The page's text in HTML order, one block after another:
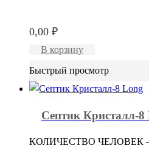
0,00₽
В корзину
Быстрый просмотр
Септик Кристалл-8
КОЛИЧЕСТВО ЧЕЛОВЕК